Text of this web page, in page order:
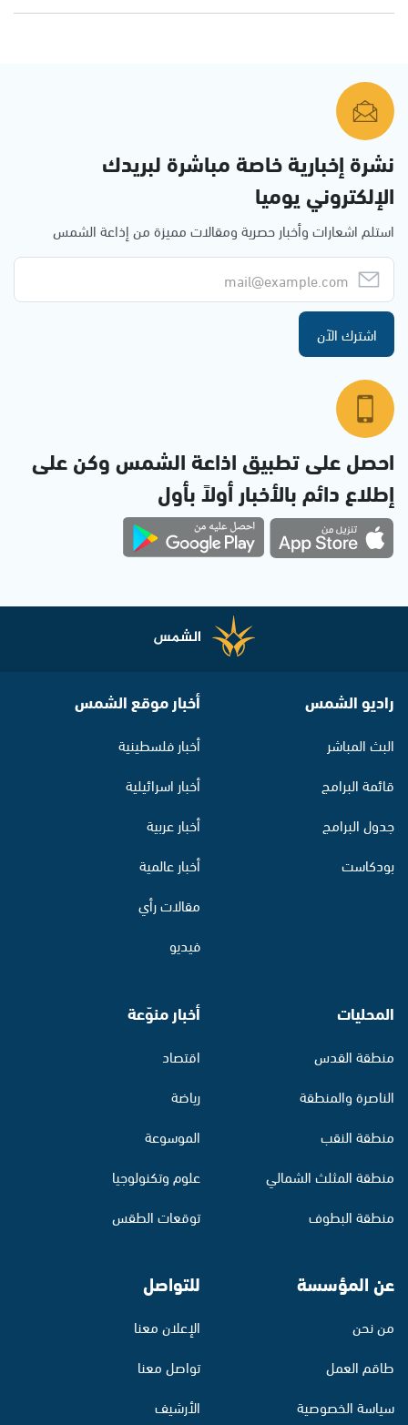
نشرة إخبارية خاصة مباشرة لبريدك
الإلكتروني يوميا
استلم اشعارات وأخبار حصرية ومقالات مميزة من إذاعة الشمس
اشترك الآن
احصل على تطبيق اذاعة الشمس وكن على
إطلاع دائم بالأخبار أولاً بأول
راديو الشمس
البث المباشر
قائمة البرامج
جدول البرامج
بودكاست
أخبار موقع الشمس
أخبار فلسطينية
أخبار اسرائيلية
أخبار عربية
أخبار عالمية
مقالات رأي
فيديو
المحليات
منطقة القدس
الناصرة والمنطقة
منطقة النقب
منطقة المثلث الشمالي
منطقة البطوف
أخبار منوّعة
اقتصاد
رياضة
الموسوعة
علوم وتكنولوجيا
توقعات الطقس
عن المؤسسة
من نحن
طاقم العمل
سياسة الخصوصية
للتواصل
الإعلان معنا
تواصل معنا
الأرشيف